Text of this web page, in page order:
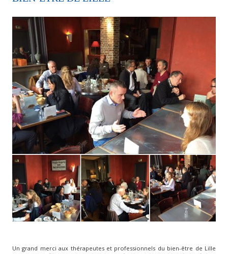
Un grand merci aux thérapeutes et professionnels du bien-être de Lille